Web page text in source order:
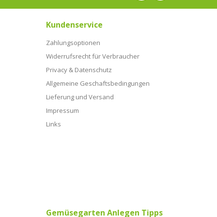
Kundenservice
Zahlungsoptionen
Widerrufsrecht für Verbraucher
Privacy & Datenschutz
Allgemeine Geschaftsbedingungen
Lieferung und Versand
Impressum
Links
Gemüsegarten Anlegen Tipps